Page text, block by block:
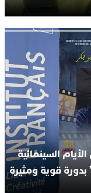
السينمائية
بدورة قوية ومثيرة